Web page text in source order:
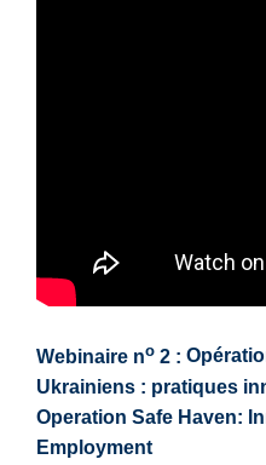
Webinaire no 2 :
Ukrainiens : pratiques
Operation Safe Haven:
Employment